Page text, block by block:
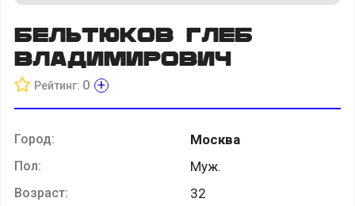
Бельтюков Глеб
Владимирович
Рейтинг: 0 +
Город: Москва
Пол: Муж.
Возраст: 32